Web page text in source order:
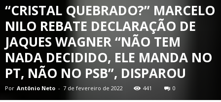
“CRISTAL QUEBRADO?” MARCELO
NILO REBATE DECLARAÇÃO DE
JAQUES WAGNER “NÃO TEM
NADA DECIDIDO, ELE MANDA NO
PT, NÃO NO PSB”, DISPAROU
Por Antônio Neto - 7 de fevereiro de 2022 441 0